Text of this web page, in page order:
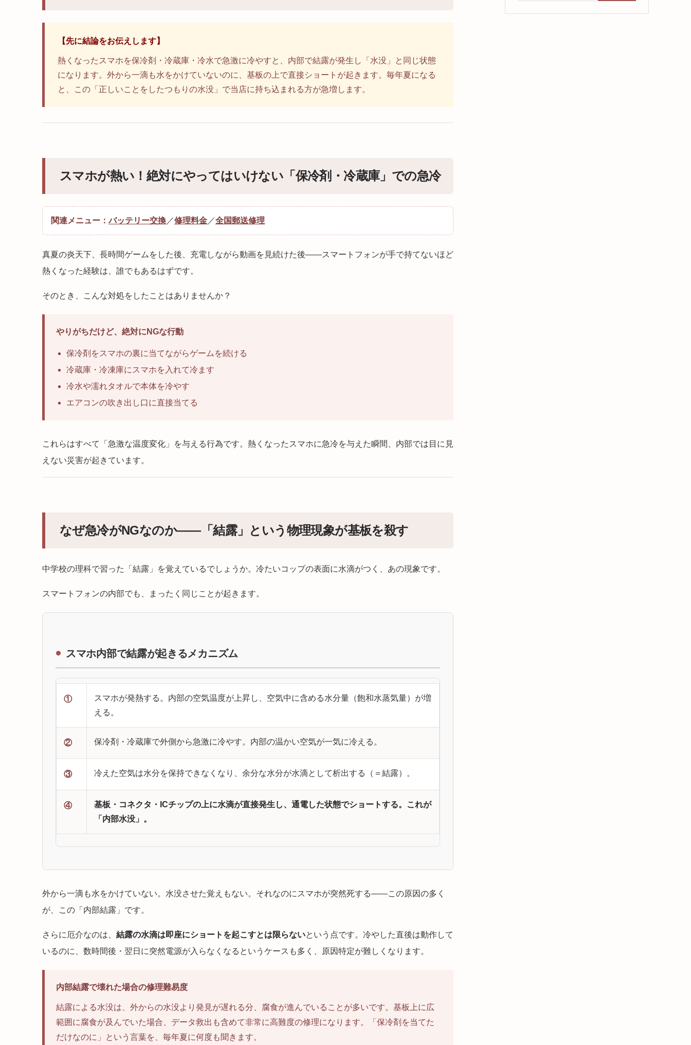
【先に結論をお伝えします】
熱くなったスマホを保冷剤・冷蔵庫・冷水で急激に冷やすと、内部で結露が発生し「水没」と同じ状態
になります。外から一滴も水をかけていないのに、基板の上で直接ショートが起きます。毎年夏になる
と、この「正しいことをしたつもりの水没」で当店に持ち込まれる方が急増します。
スマホが熱い！絶対にやってはいけない「保冷剤・冷蔵庫」での急冷
関連メニュー：バッテリー交換 ／修理料金 ／全国郵送修理
真夏の炎天下、長時間ゲームをした後、充電しながら動画を見続けた後——スマートフォンが手で持てないほど
熱くなった経験は、誰でもあるはずです。
そのとき、こんな対処をしたことはありませんか？
やりがちだけど、絶対にNGな行動
保冷剤をスマホの裏に当てながらゲームを続ける
冷蔵庫・冷凍庫にスマホを入れて冷ます
冷水や濡れタオルで本体を冷やす
エアコンの吹き出し口に直接当てる
これらはすべて「急激な温度変化」を与える行為です。熱くなったスマホに急冷を与えた瞬間、内部では目に見
えない災害が起きています。
なぜ急冷がNGなのか——「結露」という物理現象が基板を殺す
中学校の理科で習った「結露」を覚えているでしょうか。冷たいコップの表面に水滴がつく、あの現象です。
スマートフォンの内部でも、まったく同じことが起きます。
スマホ内部で結露が起きるメカニズム
①
スマホが発熱する。内部の空気温度が上昇し、空気中に含める水分量（飽和水蒸気量）が増
える。
② 保冷剤・冷蔵庫で外側から急激に冷やす。内部の温かい空気が一気に冷える。
③ 冷えた空気は水分を保持できなくなり、余分な水分が水滴として析出する（＝結露）。
④
基板・コネクタ・ICチップの上に水滴が直接発生し、通電した状態でショートする。これが
「内部水没」。
外から一滴も水をかけていない。水没させた覚えもない。それなのにスマホが突然死する——この原因の多く
が、この「内部結露」です。
さらに厄介なのは、 結露の水滴は即座にショートを起こすとは限らないという点です。冷やした直後は動作して
いるのに、数時間後・翌日に突然電源が入らなくなるというケースも多く、原因特定が難しくなります。
内部結露で壊れた場合の修理難易度
結露による水没は、外からの水没より発見が遅れる分、腐食が進んでいることが多いです。基板上に広
範囲に腐食が及んでいた場合、データ救出も含めて非常に高難度の修理になります。「保冷剤を当てた
だけなのに」という言葉を、毎年夏に何度も聞きます。